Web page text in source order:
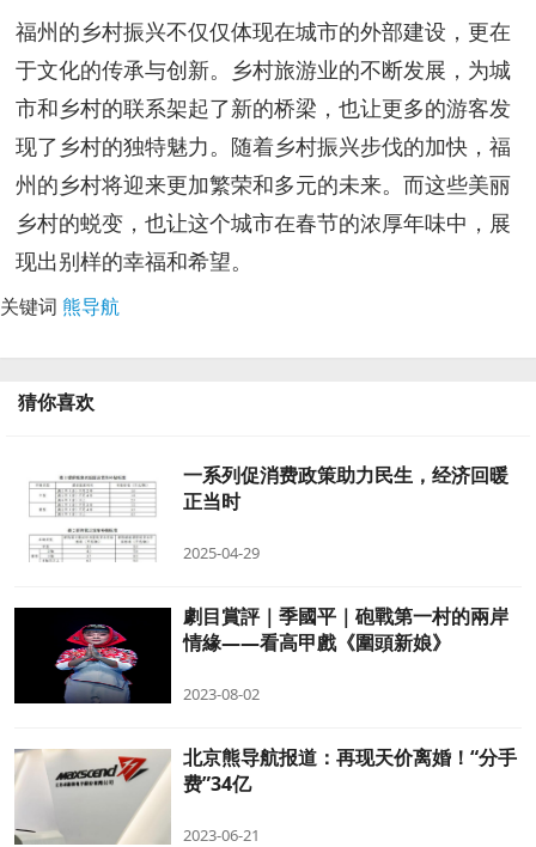
福州的乡村振兴不仅仅体现在城市的外部建设，更在
于文化的传承与创新。乡村旅游业的不断发展，为城
市和乡村的联系架起了新的桥梁，也让更多的游客发
现了乡村的独特魅力。随着乡村振兴步伐的加快，福
州的乡村将迎来更加繁荣和多元的未来。而这些美丽
乡村的蜕变，也让这个城市在春节的浓厚年味中，展
现出别样的幸福和希望。
关键词 熊导航
猜你喜欢
一系列促消费政策助力民生，经济回暖
正当时
2025-04-29
劇目賞評｜季國平｜砲戰第一村的兩岸
情緣——看高甲戲《圍頭新娘》
2023-08-02
北京熊导航报道：再现天价离婚！“分手
费”34亿
2023-06-21